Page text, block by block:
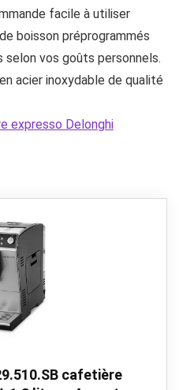
facile à utiliser
boisson préprogrammés
vos goûts personnels.
acier inoxydable de qualité
expresso Delonghi
cafetière